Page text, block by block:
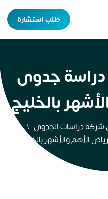
طلب استشارة
جدوى
بالخليج
شركة دراسات الجدوى
الأهم والأشهر بالخليج